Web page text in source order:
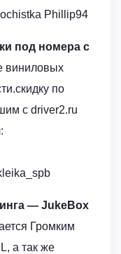
Phillip94
под номера с
виниловых
по
с driver2.ru
— JukeBox
Громким
а так же